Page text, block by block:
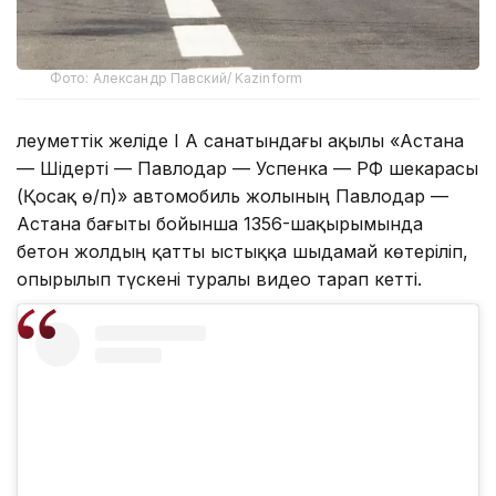
Фото: Александр Павский/ Kazinform
Әлеуметтік желіде I А санатындағы ақылы «Астана
— Шідерті — Павлодар — Успенка — РФ шекарасы
(Қосақ ө/п)» автомобиль жолының Павлодар —
Астана бағыты бойынша 1356-шақырымында
бетон жолдың қатты ыстыққа шыдамай көтеріліп,
опырылып түскені туралы видео тарап кетті.